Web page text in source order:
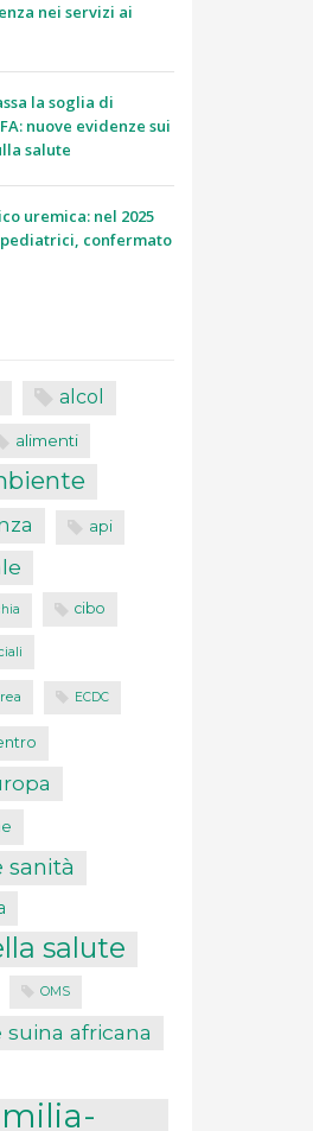
nei servizi ai
la soglia di
nuove evidenze sui
salute
uremica: nel 2025
confermato
alcol
alimenti
api
cibo
ECDC
sanità
salute
OMS
suina africana